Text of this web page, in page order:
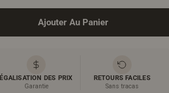
Pour Meuble-Lavabo
La Quantité Pour Meuble-
Ajouter Au Panier
ÉGALISATION DES PRIX
Garantie
RETOURS FACILES
Sans tracas